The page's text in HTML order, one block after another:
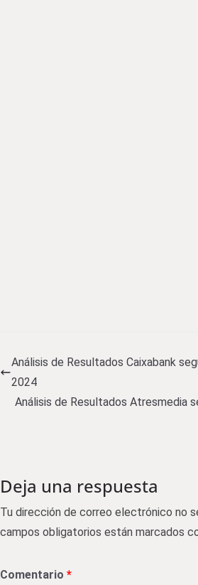
Análisis de Resultados Caixabank
2024
Análisis de Resultados Atresmedia
Deja una respuesta
Tu dirección de correo electrónico no
campos obligatorios están marcados
Comentario *